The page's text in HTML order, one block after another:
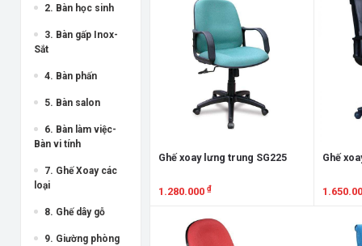
2. Bàn học sinh
3. Bàn gấp Inox-
Sắt
4. Bàn phấn
5. Bàn salon
6. Bàn làm việc-
Bàn vi tính
7. Ghế Xoay các
loại
8. Ghế dây gỗ
9. Giường phòng
Ghế xoay lưng trung SG225
1.280.000 ₫
Xem chi tiết
Ghế